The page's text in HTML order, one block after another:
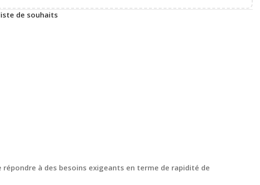
de souhaits
répondre à des besoins exigeants en terme de rapidité de